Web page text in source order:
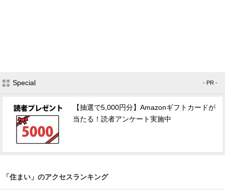
Special - PR -
【抽選で5,000円分】Amazonギフトカードが
当たる！読者アンケート実施中
「住まい」のアクセスランキング